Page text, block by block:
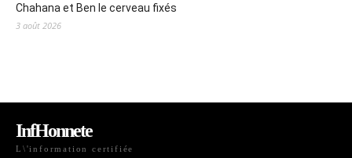
Chahana et Ben le cerveau fixés
3 août 2026
InfHonnete
L\'information certifiée